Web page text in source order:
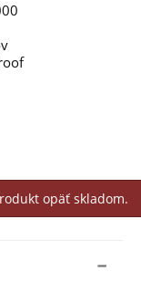
opäť skladom.